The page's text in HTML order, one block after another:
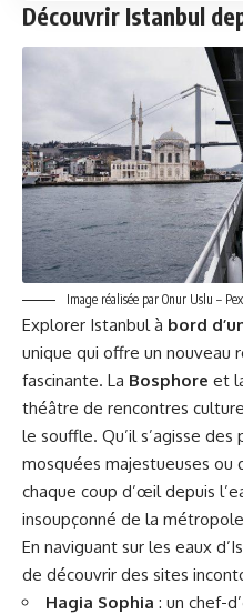
Découvrir Istanbul
Image réalisée par Onur Uslu –
Explorer Istanbul à bord
unique qui offre un nouveau
fascinante. La Bosphore et
théâtre de rencontres
le souffle. Qu’il s’agisse
mosquées majestueuses ou
chaque coup d’œil depuis
insoupçonné de la
En naviguant sur les eaux
de découvrir des sites
Hagia Sophia : un chef-